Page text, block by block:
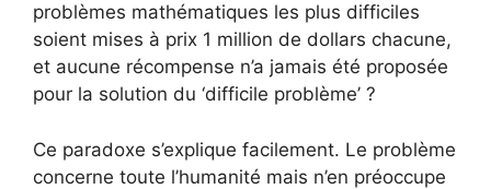
problèmes mathématiques les plus difficiles
soient mises à prix 1 million de dollars chacune,
et aucune récompense n’a jamais été proposée
pour la solution du ‘difficile problème’ ?
Ce paradoxe s’explique facilement. Le problème
concerne toute l’humanité mais n’en préoccupe